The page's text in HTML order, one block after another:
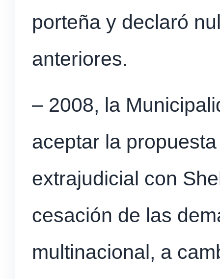
porteña y declaró
anteriores.
– 2008, la
aceptar la
extrajudicial con
cesación de las
multinacional, a